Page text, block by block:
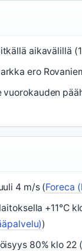
aikavälillä
ero
4 m/s (Foreca
+11°C
)
80% klo